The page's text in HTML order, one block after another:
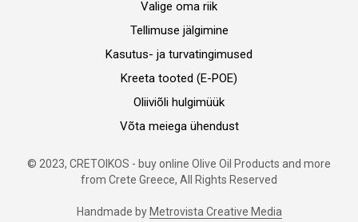
Valige oma riik
Tellimuse jälgimine
Kasutus- ja turvatingimused
Kreeta tooted (E-POE)
Oliiviõli hulgimüük
Võta meiega ühendust
© 2023, CRETOIKOS - buy online Olive Oil Products and more
from Crete Greece, All Rights Reserved
Handmade byMetrovista Creative Media